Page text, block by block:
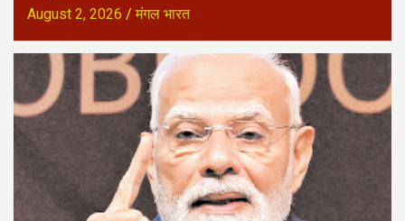
August 2, 2026 मंगल भारत